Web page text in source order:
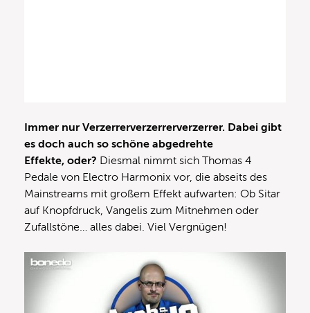
Immer nur Verzerrerverzerrerverzerrer. Dabei gibt
es doch auch so schöne abgedrehte
Effekte, oder? Diesmal nimmt sich Thomas 4
Pedale von Electro Harmonix vor, die abseits des
Mainstreams mit großem Effekt aufwarten: Ob Sitar
auf Knopfdruck, Vangelis zum Mitnehmen oder
Zufallstöne… alles dabei. Viel Vergnügen!